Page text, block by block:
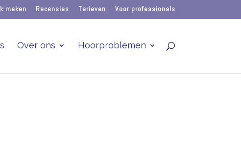
maken Recensies Tarieven Voor professionals
Over ons Hoorproblemen